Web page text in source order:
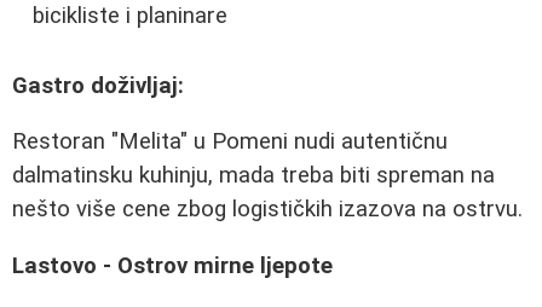
bicikliste i planinare
Gastro doživljaj:
Restoran "Melita" u Pomeni nudi autentičnu
dalmatinsku kuhinju, mada treba biti spreman na
nešto više cene zbog logističkih izazova na ostrvu.
Lastovo - Ostrov mirne ljepote